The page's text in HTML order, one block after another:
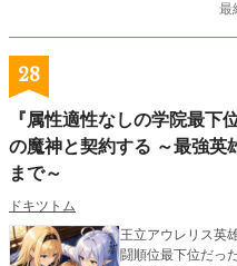
最
28
『属性適性なしの学院最下
の魔神と契約する ～最強英
まで～
ドキツトム
王立アウレリス英
闘順位最下位だった。 属性適性なし。使えるのは、